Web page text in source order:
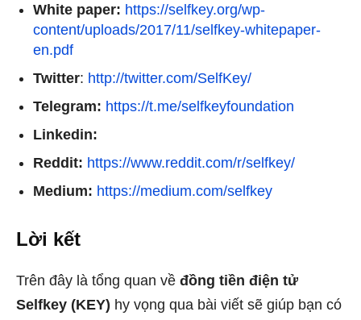
White paper: https://selfkey.org/wp-
content/uploads/2017/11/selfkey-whitepaper-
en.pdf
Twitter: http://twitter.com/SelfKey/
Telegram: https://t.me/selfkeyfoundation
Linkedin:
Reddit: https://www.reddit.com/r/selfkey/
Medium: https://medium.com/selfkey
Lời kết
Trên đây là tổng quan về đồng tiền điện tử
Selfkey (KEY) hy vọng qua bài viết sẽ giúp bạn có